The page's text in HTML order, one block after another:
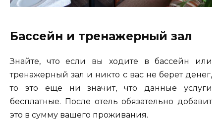
Бассейн и тренажерный зал
Знайте, что если вы ходите в бассейн или
тренажерный зал и никто с вас не берет денег,
то это еще ни значит, что данные услуги
бесплатные. После отель обязательно добавит
это в сумму вашего проживания.